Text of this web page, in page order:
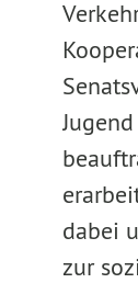
dabei
zur